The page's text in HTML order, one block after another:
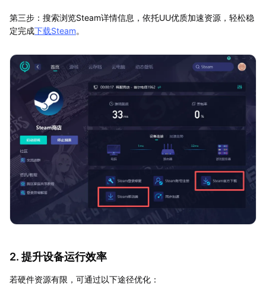
第三步：搜索浏览Steam详情信息，依托UU优质加速资源，轻松稳
定完成下载Steam。
2. 提升设备运行效率
若硬件资源有限，可通过以下途径优化：